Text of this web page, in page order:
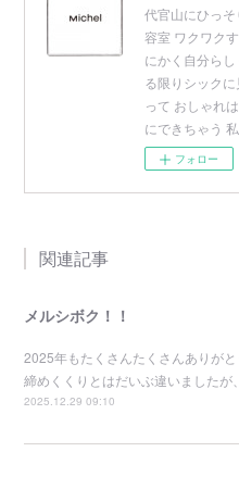
代官山にひっ
容室 ワクワク
にかく自分ら
る限りシック
って おしゃれ
にできちゃう
フォロー
関連記事
メルシボク！！
2025年もたくさんたくさんありが
締めくくりとはだいぶ違いましたが
2025.12.29 09:10